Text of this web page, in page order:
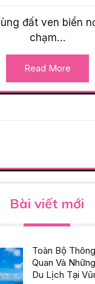
đất ven biển
chạm…
Read More
Bài viết mới
Toàn Bộ
Quan Và
Du Lịch Tại